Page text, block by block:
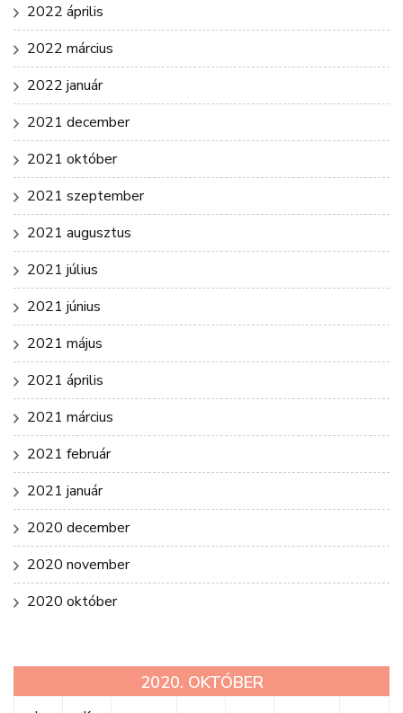
2022 április
2022 március
2022 január
2021 december
2021 október
2021 szeptember
2021 augusztus
2021 július
2021 június
2021 május
2021 április
2021 március
2021 február
2021 január
2020 december
2020 november
2020 október
2020. OKTÓBER